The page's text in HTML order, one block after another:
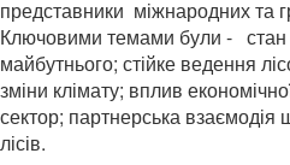
представники міжнародних та
Ключовими темами були - стан
майбутнього; стійке ведення
зміни клімату; вплив
сектор; партнерська
лісів.